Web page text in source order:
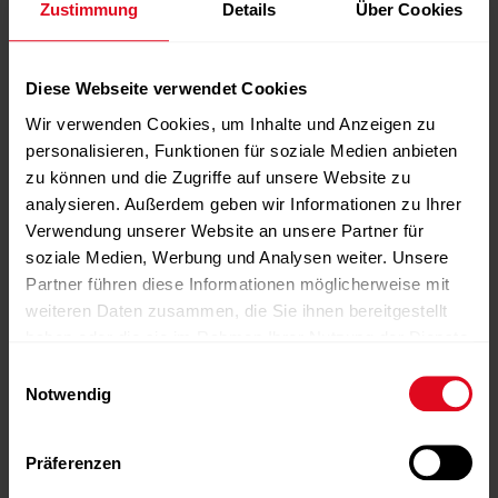
Zustimmung Details Über Cookies
Diese Webseite verwendet Cookies
Wir verwenden Cookies, um Inhalte und Anzeigen zu
personalisieren, Funktionen für soziale Medien anbieten
zu können und die Zugriffe auf unsere Website zu
analysieren. Außerdem geben wir Informationen zu Ihrer
Verwendung unserer Website an unsere Partner für
soziale Medien, Werbung und Analysen weiter. Unsere
Partner führen diese Informationen möglicherweise mit
weiteren Daten zusammen, die Sie ihnen bereitgestellt
Notwendig
Präferenzen
sieben europäischen Ländern vertreten und zählt damit
insgesamt mehr als 11.000 Partnerstandorte. Das Angebot
Studio, im Freien, Online-Kurse per Livestream und On-
demand-Kurse. Insgesamt sind an den europäischen
Standorten Mitarbeitende aus über 40 verschiedenen
Nationen beschäftigt.
www.urbansportsclub.com
, Pressematerial zu Urban Sports
Club: hier